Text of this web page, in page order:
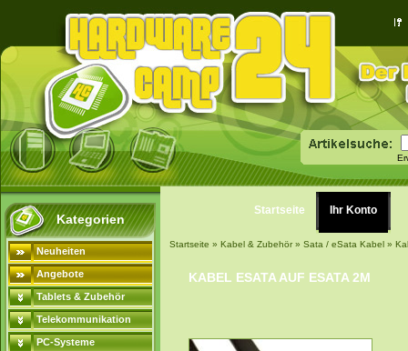
Kategorien
Neuheiten
Angebote
Tablets & Zubehör
Telekommunikation
PC-Systeme
Startseite Ihr Konto
Startseite » Kabel & Zubehör» Sata / eSata Kabel »
KABEL ESATA AUF ESATA 2M